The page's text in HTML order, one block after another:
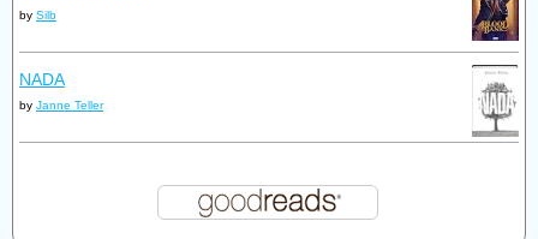
by Silb
NADA
by Janne Teller